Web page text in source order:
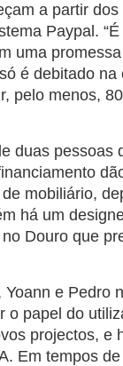
a partir
Paypal.
uma
é debitado na
pelo menos,
duas pessoas
mobiliário,
há um
Douro que
e Pedro
o papel do
projectos, e
Em tempos